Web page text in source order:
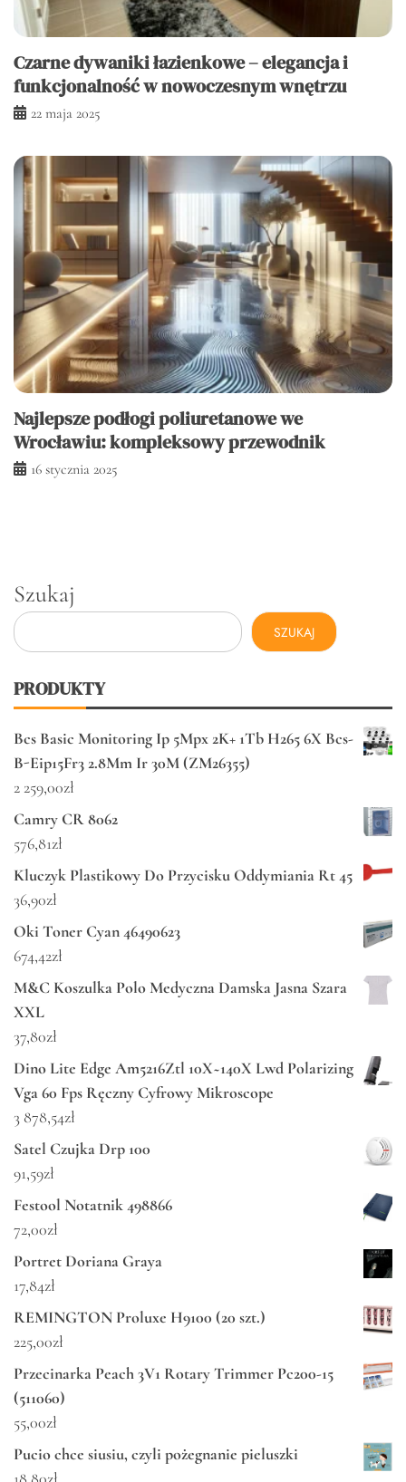
Czarne dywaniki łazienkowe – elegancja i
funkcjonalność w nowoczesnym wnętrzu
22 maja 2025
Najlepsze podłogi poliuretanowe we
Wrocławiu: kompleksowy przewodnik
16 stycznia 2025
Szukaj
SZUKAJ
PRODUKTY
Bcs Basic Monitoring Ip 5Mpx 2K+ 1Tb H265 6X Bcs-
B-Eip15Fr3 2.8Mm Ir 30M (ZM26355)
2 259,00zł
Camry CR 8062
576,81zł
Kluczyk Plastikowy Do Przycisku Oddymiania Rt 45
36,90zł
Oki Toner Cyan 46490623
674,42zł
M&C Koszulka Polo Medyczna Damska Jasna Szara
XXL
37,80zł
Dino Lite Edge Am5216Ztl 10X~140X Lwd Polarizing
Vga 60 Fps Ręczny Cyfrowy Mikroscope
3 878,54zł
Satel Czujka Drp 100
91,59zł
Festool Notatnik 498866
72,00zł
Portret Doriana Graya
17,84zł
REMINGTON Proluxe H9100 (20 szt.)
225,00zł
Przecinarka Peach 3V1 Rotary Trimmer Pc200-15
(511060)
55,00zł
Pucio chce siusiu, czyli pożegnanie pieluszki